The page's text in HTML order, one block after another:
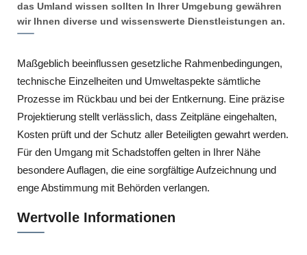
das Umland wissen sollten In Ihrer Umgebung gewähren
wir Ihnen diverse und wissenswerte Dienstleistungen an.
Maßgeblich beeinflussen gesetzliche Rahmenbedingungen,
technische Einzelheiten und Umweltaspekte sämtliche
Prozesse im Rückbau und bei der Entkernung. Eine präzise
Projektierung stellt verlässlich, dass Zeitpläne eingehalten,
Kosten prüft und der Schutz aller Beteiligten gewahrt werden.
Für den Umgang mit Schadstoffen gelten in Ihrer Nähe
besondere Auflagen, die eine sorgfältige Aufzeichnung und
enge Abstimmung mit Behörden verlangen.
Wertvolle Informationen